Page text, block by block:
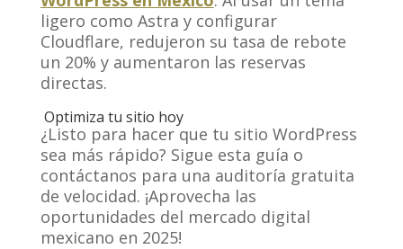
ligero como Astra y configurar
Cloudflare, redujeron su tasa de rebote
un 20% y aumentaron las reservas
directas.
Optimiza tu sitio hoy
¿Listo para hacer que tu sitio WordPress
sea más rápido? Sigue esta guía o
contáctanos para una auditoría gratuita
de velocidad. ¡Aprovecha las
oportunidades del mercado digital
mexicano en 2025!